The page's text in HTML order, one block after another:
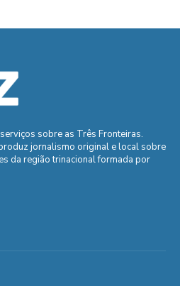
sobre as Três Fronteiras.
jornalismo original e local sobre
da região trinacional formada por